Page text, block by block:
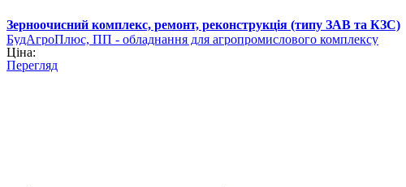
Зерноочисний комплекс, ремонт, реконструкція (типу ЗАВ та КЗС)
БудАгроПлюс, ПП - обладнання для агропромислового комплексу
Ціна:
Перегляд